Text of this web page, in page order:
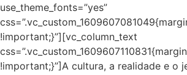
use_theme_fonts=”yes”
!important;}”][vc_column_text
!important;}”]A cultura, a realidade e o